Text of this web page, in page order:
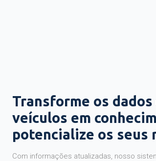
Transforme os dados
veículos em
potencialize os seus
Com informações atualizadas, nosso